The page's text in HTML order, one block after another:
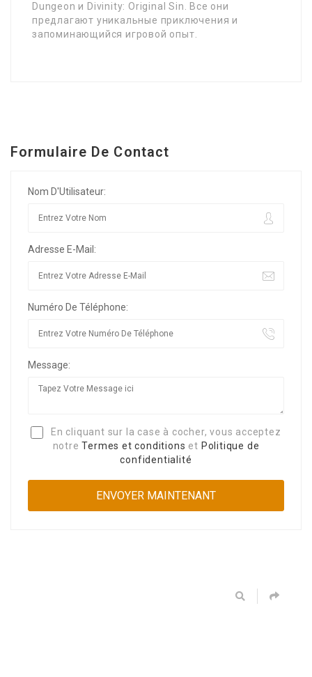
Dungeon и Divinity: Original Sin. Все они
предлагают уникальные приключения и
запоминающийся игровой опыт.
Formulaire De Contact
Nom D'Utilisateur:
Adresse E-Mail:
Numéro De Téléphone:
Message:
En cliquant sur la case à cocher, vous acceptez
notreTermes et conditions et Politique de
confidentialité